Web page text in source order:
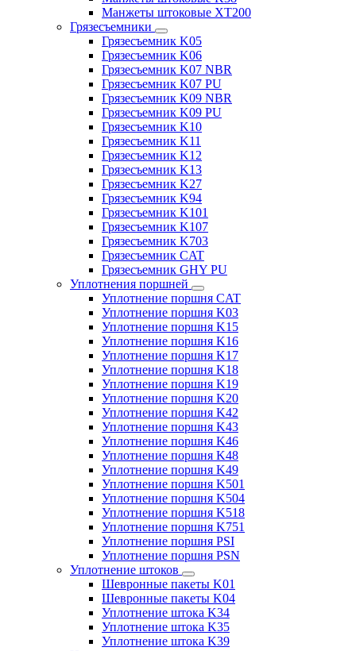
Манжеты штоковые XT200
Грязесъемники
Грязесъемник K05
Грязесъемник K06
Грязесъемник K07 NBR
Грязесъемник K07 PU
Грязесъемник K09 NBR
Грязесъемник K09 PU
Грязесъемник K10
Грязесъемник K11
Грязесъемник K12
Грязесъемник K13
Грязесъемник K27
Грязесъемник K94
Грязесъемник K101
Грязесъемник K107
Грязесъемник K703
Грязесъемник CAT
Грязесъемник GHY PU
Уплотнения поршней
Уплотнение поршня CAT
Уплотнение поршня K03
Уплотнение поршня K15
Уплотнение поршня K16
Уплотнение поршня K17
Уплотнение поршня K18
Уплотнение поршня K19
Уплотнение поршня K20
Уплотнение поршня K42
Уплотнение поршня K43
Уплотнение поршня K46
Уплотнение поршня K48
Уплотнение поршня K49
Уплотнение поршня K501
Уплотнение поршня K504
Уплотнение поршня K518
Уплотнение поршня K751
Уплотнение поршня PSI
Уплотнение поршня PSN
Уплотнение штоков
Шевронные пакеты K01
Шевронные пакеты K04
Уплотнение штока K34
Уплотнение штока K35
Уплотнение штока K39